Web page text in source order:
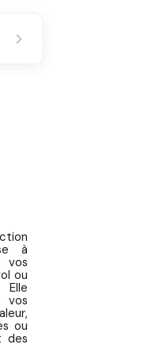
à
vos
ou
vos
ou
des